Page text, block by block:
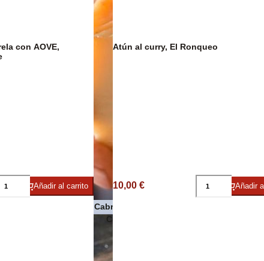
Quesos de Cabra
Conservas de pescado y marisco
con AOVE,
Añadir al carrito
Atún al curry, El Ronqueo
10,00 € Añadir